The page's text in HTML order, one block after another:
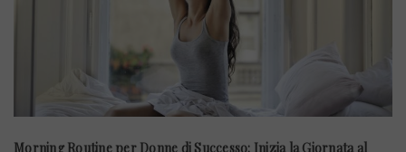
Morning Routine per Donne di Successo: Inizia la Giornata al